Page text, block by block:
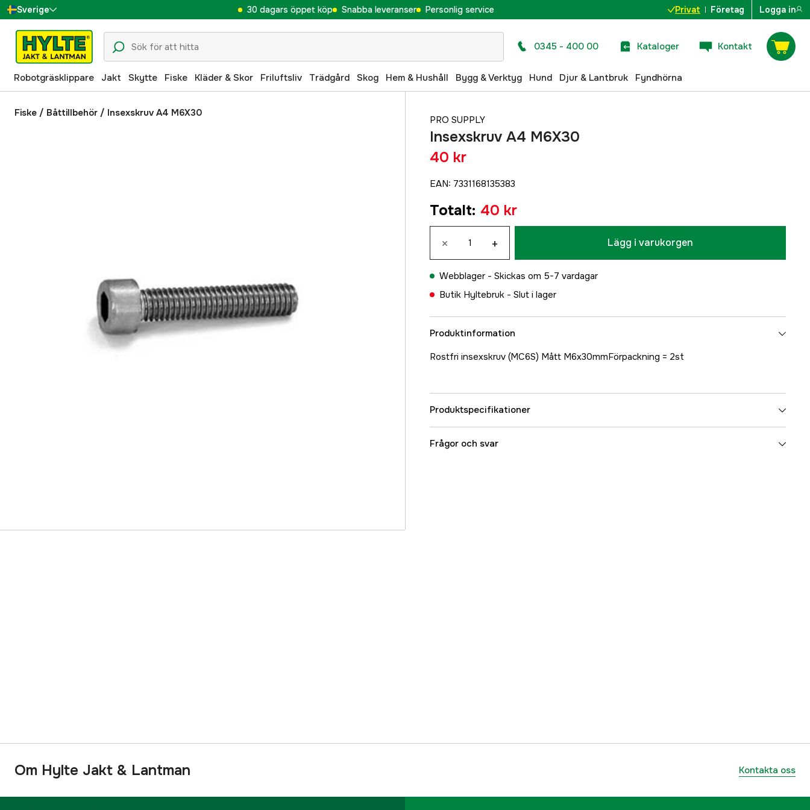
Sverige
Danmark
Suomi
Norge
Deutschland
30 dagars öppet köp Snabba leveranser Personlig service Privat Företag Logga in
0345 - 400 00 Kataloger Kontakt
Robotgräsklippare Jakt Skytte Fiske Kläder & Skor Friluftsliv Trädgård Skog Hem & Hushåll Bygg & Verktyg Hund Djur & Lantbruk Fyndhörna
Fiske / Båttillbehör / Insexskruv A4 M6X30
PRO SUPPLY
Insexskruv A4 M6X30
40 kr
EAN: 7331168135383
Totalt: 40 kr
× + Lägg i varukorgen
Webblager - Skickas om 5-7 vardagar
Butik Hyltebruk - Slut i lager
Produktinformation
Rostfri insexskruv (MC6S) Mått M6x30mmFörpackning = 2st
Produktspecifikationer
Referensnummer
Frågor och svar
Om Hylte Jakt & Lantman Kontakta oss